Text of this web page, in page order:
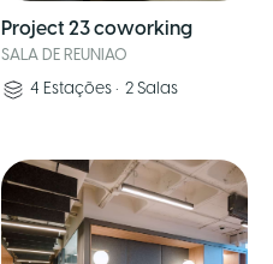
Project 23 coworking
SALA DE REUNIAO
4 Estações •2 Salas